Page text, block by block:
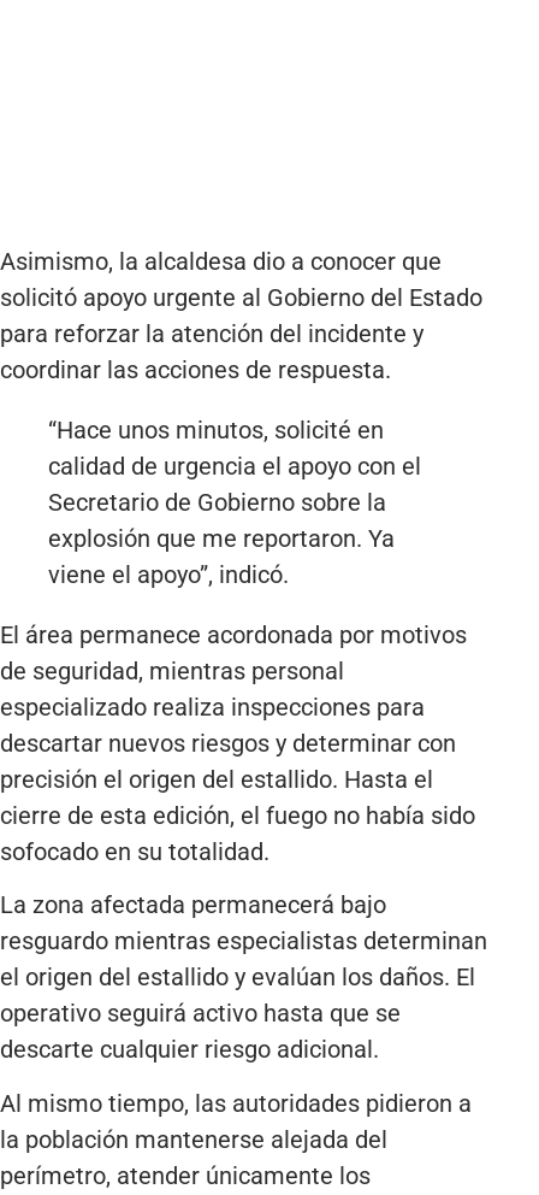
Asimismo, la alcaldesa dio a conocer que
solicitó apoyo urgente al Gobierno del Estado
para reforzar la atención del incidente y
coordinar las acciones de respuesta.
“Hace unos minutos, solicité en
calidad de urgencia el apoyo con el
Secretario de Gobierno sobre la
explosión que me reportaron. Ya
viene el apoyo”, indicó.
El área permanece acordonada por motivos
de seguridad, mientras personal
especializado realiza inspecciones para
descartar nuevos riesgos y determinar con
precisión el origen del estallido. Hasta el
cierre de esta edición, el fuego no había sido
sofocado en su totalidad.
La zona afectada permanecerá bajo
resguardo mientras especialistas determinan
el origen del estallido y evalúan los daños. El
operativo seguirá activo hasta que se
descarte cualquier riesgo adicional.
Al mismo tiempo, las autoridades pidieron a
la población mantenerse alejada del
perímetro, atender únicamente los